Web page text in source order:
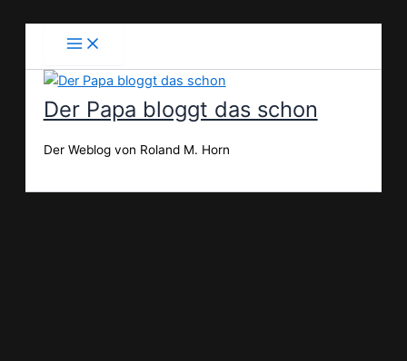
Der Papa bloggt das schon
Der Weblog von Roland M. Horn